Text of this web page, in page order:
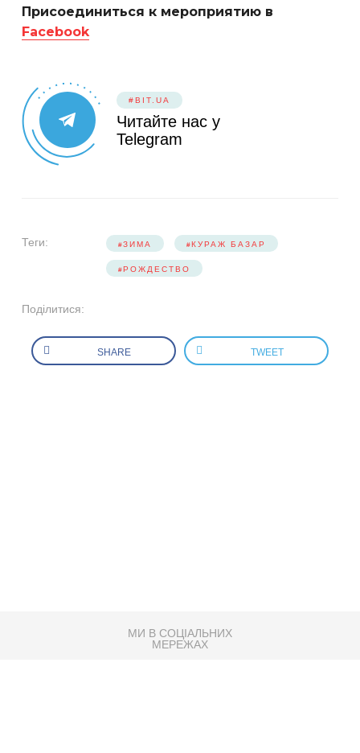
Присоединиться к мероприятию в
Facebook
#BIT.UA
Читайте нас у
Telegram
Теги: ЗИМА КУРАЖ БАЗАР
РОЖДЕСТВО
Поділитися:
SHARE TWEET
МИ В СОЦІАЛЬНИХ
МЕРЕЖАХ